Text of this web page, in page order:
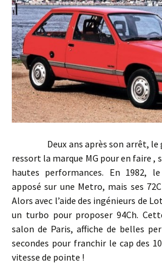
Deux ans après son arrêt, le
ressort la marque MG pour en faire ,
hautes performances. En 1982,
apposé sur une Metro, mais ses
Alors avec l’aide des ingénieurs de
un turbo pour proposer 94Ch.
salon de Paris, affiche de belles
secondes pour franchir le cap des
vitesse de pointe !